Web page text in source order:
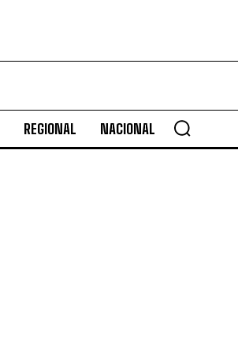
REGIONAL NACIONAL